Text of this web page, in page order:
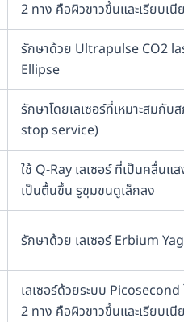
2 ทาง คือผิวขาวขึ้นและเรียบเ
รักษาด้วย Ultrapulse CO2
Ellipse
รักษาโดยเลเซอร์ที่เหมาะสมกั
stop service)
ใช้ Q-Ray เลเซอร์ ที่เป็นคลื่น
เป็นตื้นขึ้น รูขุมขนดูเล็กลง
รักษาด้วย เลเซอร์ Erbium
เลเซอร์ด้วยระบบ
2 ทาง คือผิวขาวขึ้นและเรียบเ